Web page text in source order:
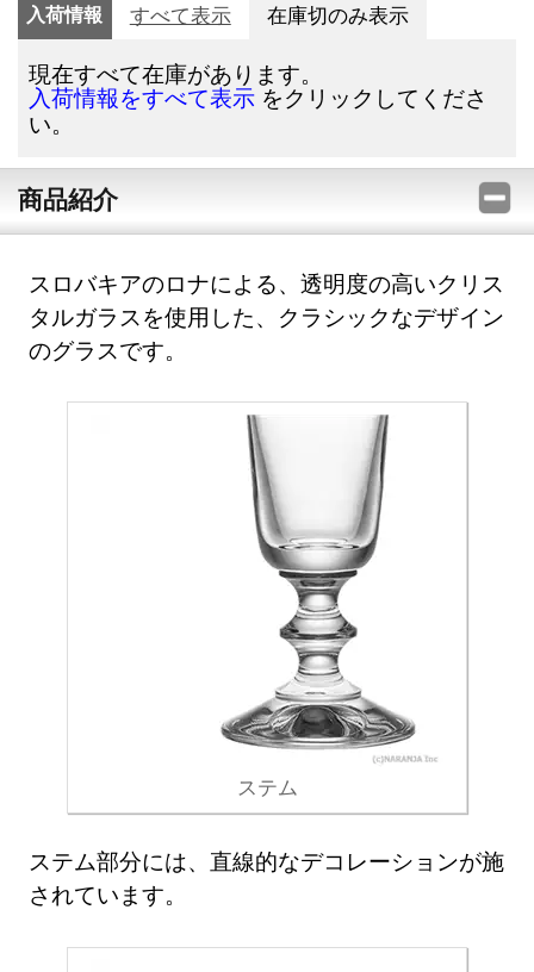
入荷情報 すべて表示 在庫切のみ表示
現在すべて在庫があります。
入荷情報をすべて表示 をクリックしてくださ
い。
商品紹介
スロバキアのロナによる、透明度の高いクリス
タルガラスを使用した、クラシックなデザイン
のグラスです。
ステム
ステム部分には、直線的なデコレーションが施
されています。